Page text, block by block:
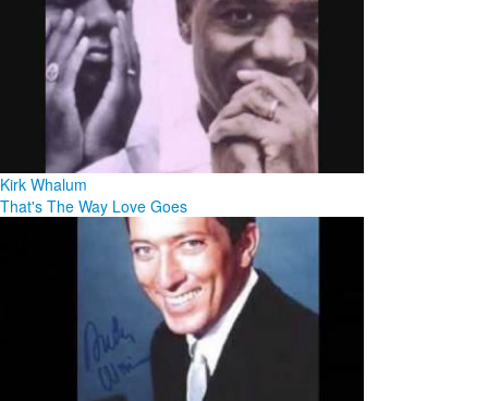
Kirk Whalum
That's The Way Love Goes